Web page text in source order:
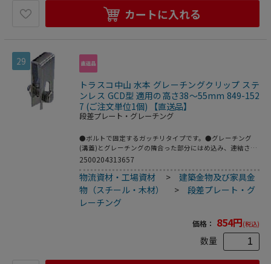
カートに入れる
29
トラスコ中山 水本 グレーチングクリップ ステ
ンレス GCD型 適用の高さ38～55mm 849-152
7 (ご注文単位1個) 【直送品】
段差プレート・グレーチング
●ボルトで固定するガッチリタイプです。●グレーチング
(溝蓋)とグレーチングの隣合った部分にはめ込み、連結させ
る事で、衝撃による跳ね上げ事故を防いだり、グレーチング
M8●L(mm)：75●T(mm)：2●適用の高さ(mm)：38～
55●W1(mm)：15●材質：ステンレス(SUS304)●仕上げ：
バレル研磨仕上げ
2500204313657
物流資材・工場資材 >建築金物及び家具金
物（スチール・木材）
>段差プレート・グ
レーチング
価格： 854円(税込)
数量